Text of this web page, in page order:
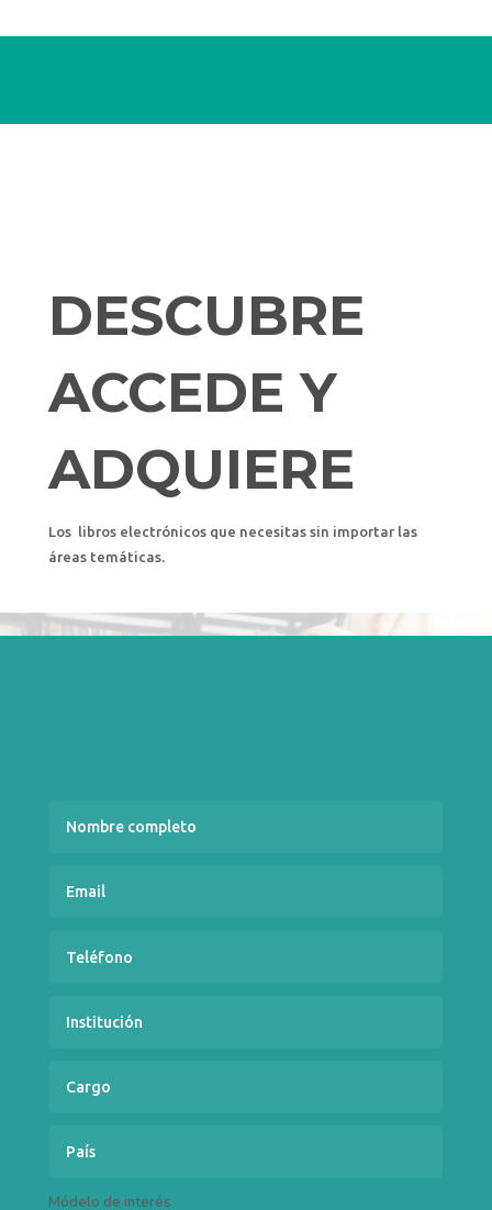
DESCUBRE
ACCEDE Y
ADQUIERE
Los libros electrónicos que necesitas sin importar las
áreas temáticas.
Módelo de interés